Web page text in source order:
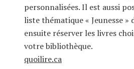
personnalisées. Il est aussi
liste thématique « Jeunesse »
ensuite réserver les livres
votre bibliothèque.
quoilire.ca